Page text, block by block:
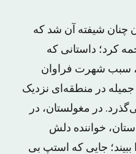
چنان شیفته آن شد که
کرد؛ داستانی که
سبب شهرت فراوان
جمیله در منطقه‌ای نزدیک
در مغولستان، در
خواننده دلش
جایی که استپ بی